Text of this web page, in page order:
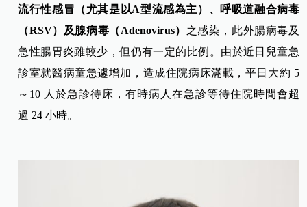
流行性感冒（尤其是以A型流感為主）、呼吸道融合病毒
（RSV）及腺病毒（Adenovirus） 之感染，此外腸病毒及
急性腸胃炎雖較少，但仍有一定的比例。由於近日兒童急
診室就醫病童急遽增加，造成住院病床滿載，平日大約 5
～10 人於急診待床，有時病人在急診等待住院時間會超
過 24 小時。